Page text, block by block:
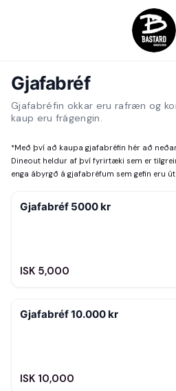
Gjafabréf
Gjafabréfin okkar eru rafræn og
kaup eru frágengin.
*Með því að kaupa gjafabréfin hér að
Dineout heldur af því fyrirtæki sem er
enga ábyrgð á gjafabréfum sem gefin eru
Gjafabréf 5000 kr
ISK 5,000
Gjafabréf 10.000 kr
ISK 10,000